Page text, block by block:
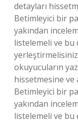
detayları
Betimleyici bir
yakından
listelemeli ve bu
okuyucuların
hissetmesine ve
Betimleyici bir
yakından
listelemeli ve bu